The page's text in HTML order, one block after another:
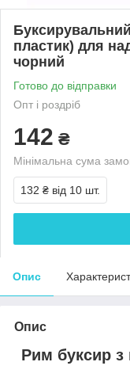
пластик) для
чорний
Готово до відправки
Опт і роздріб
142 ₴
Мінімальна сума
132 ₴ від 10 шт.
Опис
Опис
Рим буксир з